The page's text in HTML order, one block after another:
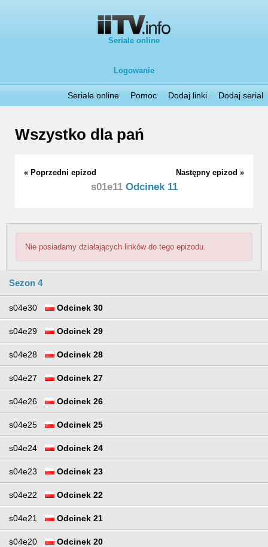
Seriale online
Logowanie
Seriale online Pomoc Dodaj linki Dodaj serial
Wszystko dla pań
« Poprzedni epizod Następny epizod »
s01e11Odcinek 11
Nie posiadamy działających linków do tego epizodu.
Sezon 4
s04e30 Odcinek 30
s04e29 Odcinek 29
s04e28 Odcinek 28
s04e27 Odcinek 27
s04e26 Odcinek 26
s04e25 Odcinek 25
s04e24 Odcinek 24
s04e23 Odcinek 23
s04e22 Odcinek 22
s04e21 Odcinek 21
s04e20 Odcinek 20